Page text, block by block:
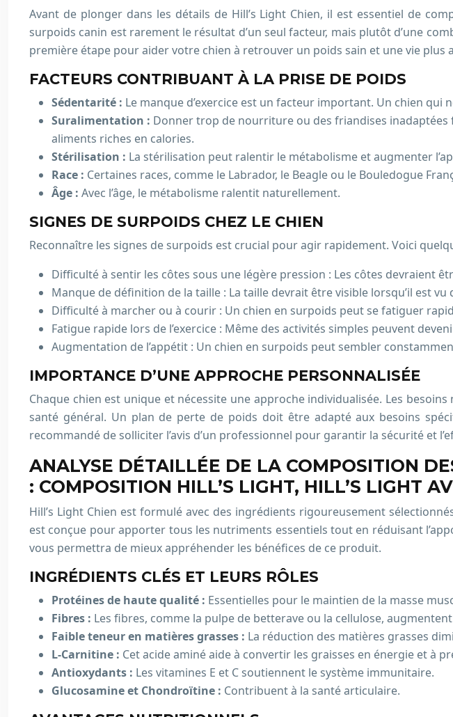
Avant de plonger dans les détails de Hill’s Light Chien, il est essentiel de
surpoids canin est rarement le résultat d’un seul facteur, mais plutôt d’une
première étape pour aider votre chien à retrouver un poids sain et une vie plus
FACTEURS CONTRIBUANT À LA PRISE DE POIDS
Sédentarité : Le manque d’exercice est un facteur important. Un chien
Suralimentation : Donner trop de nourriture ou des friandises inadaptées
aliments riches en calories.
Stérilisation : La stérilisation peut ralentir le métabolisme et augmenter
Race : Certaines races, comme le Labrador, le Beagle ou le Bouledogue
Âge : Avec l’âge, le métabolisme ralentit naturellement.
SIGNES DE SURPOIDS CHEZ LE CHIEN
Reconnaître les signes de surpoids est crucial pour agir rapidement. Voici
Difficulté à sentir les côtes sous une légère pression : Les côtes devraient
Manque de définition de la taille : La taille devrait être visible lorsqu’il est vu
Difficulté à marcher ou à courir : Un chien en surpoids peut se fatiguer
Fatigue rapide lors de l’exercice : Même des activités simples peuvent
Augmentation de l’appétit : Un chien en surpoids peut sembler
IMPORTANCE D’UNE APPROCHE PERSONNALISÉE
Chaque chien est unique et nécessite une approche individualisée. Les
santé général. Un plan de perte de poids doit être adapté aux besoins
recommandé de solliciter l’avis d’un professionnel pour garantir la sécurité et
ANALYSE DÉTAILLÉE DE LA COMPOSITION
: COMPOSITION HILL’S LIGHT, HILL’S LIGHT
Hill’s Light Chien est formulé avec des ingrédients rigoureusement
est conçue pour apporter tous les nutriments essentiels tout en réduisant
vous permettra de mieux appréhender les bénéfices de ce produit.
INGRÉDIENTS CLÉS ET LEURS RÔLES
Protéines de haute qualité : Essentielles pour le maintien de la masse
Fibres : Les fibres, comme la pulpe de betterave ou la cellulose,
Faible teneur en matières grasses : La réduction des matières grasses
L-Carnitine : Cet acide aminé aide à convertir les graisses en énergie et à
Antioxydants : Les vitamines E et C soutiennent le système immunitaire.
Glucosamine et Chondroïtine : Contribuent à la santé articulaire.